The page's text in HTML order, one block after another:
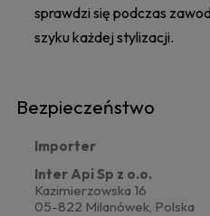
sprawdzi się podczas
szyku każdej stylizacji.
Bezpieczeństwo
Importer
Inter Api Sp z o.o.
Kazimierzowska 16
05-822 Milanówek, Polska